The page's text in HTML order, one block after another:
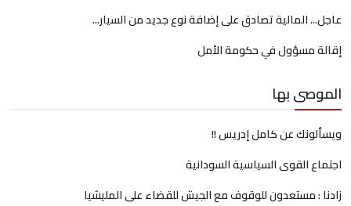
عاجل... المالية تصادق على إضافة نوع جديد من السيار...
إقالة مسؤول في حكومة الأمل
الموصى بها
ويسألونك عن كامل إدريس !!
اجتماع القوى السياسية السودانية
زادنا : مستعدون للوقوف مع الجيش للقضاء على المليشيا